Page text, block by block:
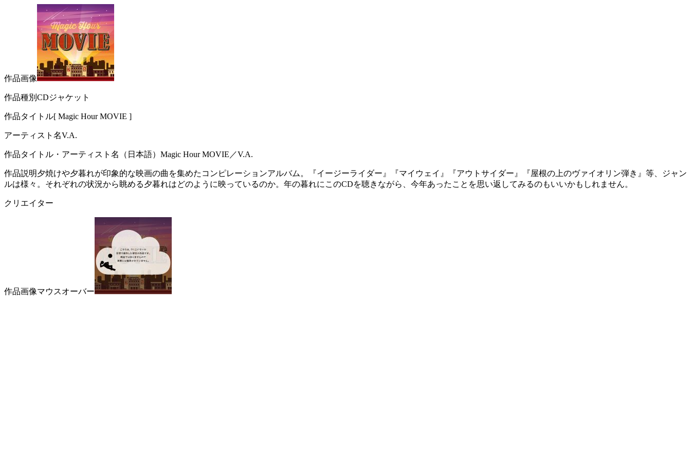
作品画像
作品種別CDジャケット
作品タイトル[ Magic Hour MOVIE ]
アーティスト名V.A.
作品タイトル・アーティスト名（日本語）Magic Hour MOVIE／V.A.
作品説明夕焼けや夕暮れが印象的な映画の曲を集めたコンピレーションアルバム。『イージーライダー』『マイウェイ』『アウトサイダー』『屋根の上のヴァイオリン弾き』等、ジャン
ルは様々。それぞれの状況から眺める夕暮れはどのように映っているのか。年の暮れにこのCDを聴きながら、今年あったことを思い返してみるのもいいかもしれません。
クリエイター
作品画像マウスオーバー